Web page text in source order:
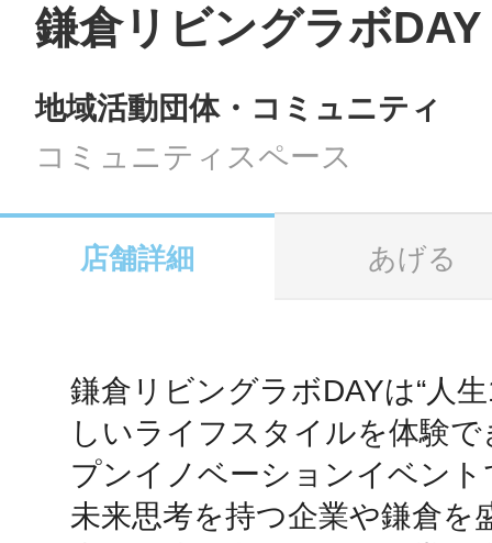
SMS
メール
URLをコピー
鎌倉リビングラボDAY
地域活動団体・コミュニティ
コミュニティスペース
店舗詳細 あげる
鎌倉リビングラボDAYは“人
しいライフスタイルを体験
プンイノベーションイベント
未来思考を持つ企業や鎌倉を
地域ごとの
智頭
鴻巣